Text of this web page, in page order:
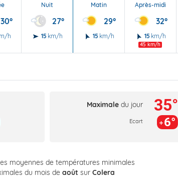
30°
h
Nuit
27°
15 km/h
Matin
29°
15 km/h
Après-midi
32°
15 km/h
45 km/h
Maximale du jour
Ecart
35°
6°
moyennes de températures minimales
du mois deaoût surColera